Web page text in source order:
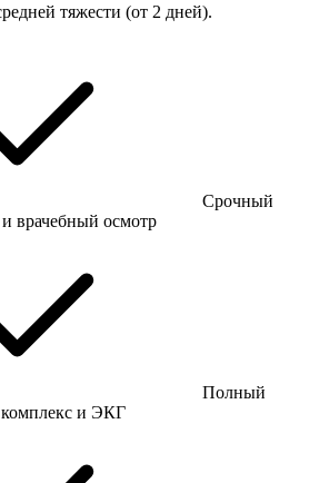
тяжести (от 2 дней).
Срочный
врачебный осмотр
Полный
комплекс и ЭКГ